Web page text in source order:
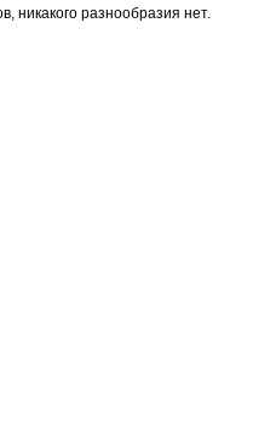
никакого разнообразия нет.